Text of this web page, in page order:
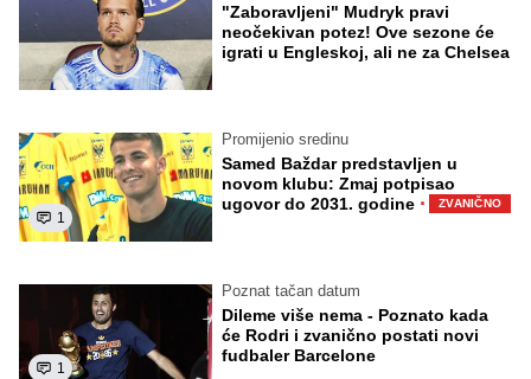
"Zaboravljeni" Mudryk pravi
neočekivan potez! Ove sezone će
igrati u Engleskoj, ali ne za Chelsea
1
Promijenio sredinu
Samed Baždar predstavljen u
novom klubu: Zmaj potpisao
ugovor do 2031. godine · ZVANIČNO
1
Poznat tačan datum
Dileme više nema - Poznato kada
će Rodri i zvanično postati novi
fudbaler Barcelone